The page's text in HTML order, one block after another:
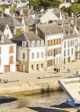
Exporter les lignes
Exporter toutes
Exporter
Menu
Ajoutez un logo,
Cliquez pour éditer